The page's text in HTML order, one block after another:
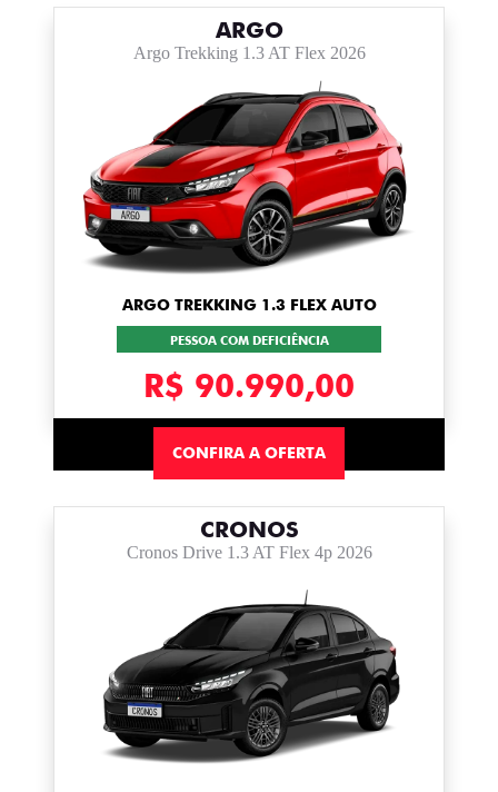
ARGO
Argo Trekking 1.3 AT Flex 2026
ARGO TREKKING 1.3 FLEX AUTO
PESSOA COM DEFICIÊNCIA
R$ 90.990,00
CONFIRA A OFERTA
CRONOS
Cronos Drive 1.3 AT Flex 4p 2026